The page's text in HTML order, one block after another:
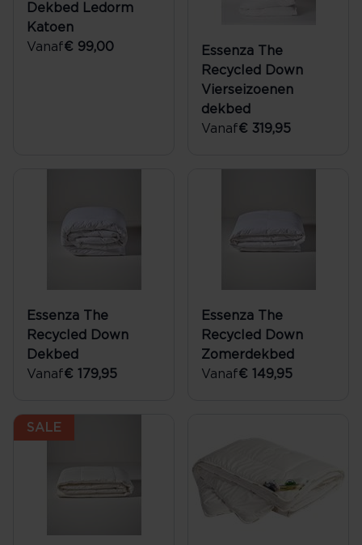
Dekbed Ledorm
Katoen
Vanaf€ 99,00
Essenza The
Recycled Down
Vierseizoenen
dekbed
Vanaf€ 319,95
Essenza The
Recycled Down
Dekbed
Vanaf€ 179,95
Essenza The
Recycled Down
Zomerdekbed
Vanaf€ 149,95
SALE